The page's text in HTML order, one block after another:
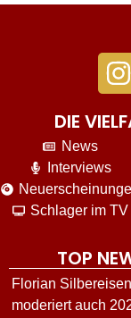
DIE
News
Interviews
Schlager im TV
TOP
Florian Silbereisen
moderiert auch